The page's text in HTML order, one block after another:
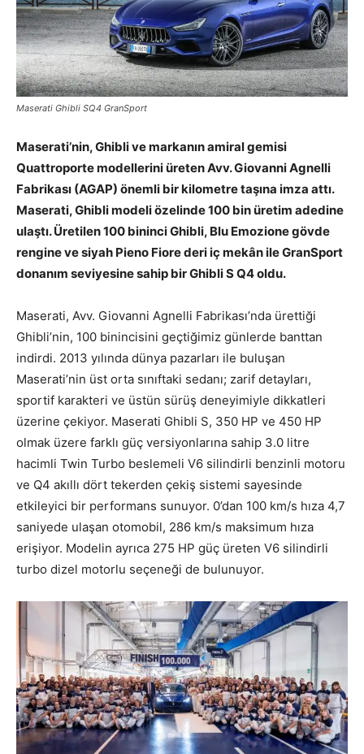
Maserati Ghibli SQ4 GranSport
Maserati’nin, Ghibli ve markanın amiral gemisi
Quattroporte modellerini üreten Avv. Giovanni Agnelli
Fabrikası (AGAP) önemli bir kilometre taşına imza attı.
Maserati, Ghibli modeli özelinde 100 bin üretim adedine
ulaştı. Üretilen 100 bininci Ghibli, Blu Emozione gövde
rengine ve siyah Pieno Fiore deri iç mekân ile GranSport
donanım seviyesine sahip bir Ghibli S Q4 oldu.
Maserati, Avv. Giovanni Agnelli Fabrikası’nda ürettiği
Ghibli’nin, 100 binincisini geçtiğimiz günlerde banttan
indirdi. 2013 yılında dünya pazarları ile buluşan
Maserati’nin üst orta sınıftaki sedanı; zarif detayları,
sportif karakteri ve üstün sürüş deneyimiyle dikkatleri
üzerine çekiyor. Maserati Ghibli S, 350 HP ve 450 HP
olmak üzere farklı güç versiyonlarına sahip 3.0 litre
hacimli Twin Turbo beslemeli V6 silindirli benzinli motoru
ve Q4 akıllı dört tekerden çekiş sistemi sayesinde
etkileyici bir performans sunuyor. 0’dan 100 km/s hıza 4,7
saniyede ulaşan otomobil, 286 km/s maksimum hıza
erişiyor. Modelin ayrıca 275 HP güç üreten V6 silindirli
turbo dizel motorlu seçeneği de bulunuyor.